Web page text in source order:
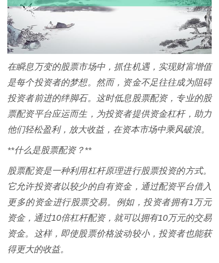
在瞬息万变的股票市场中，抓住机遇，实现财富增值
是每个投资者的梦想。然而，资金不足往往成为阻碍
投资者前进的绊脚石。这时低息股票配资，专业的股
票配资平台应运而生，为投资者提供资金杠杆，助力
他们轻松盈利，放大收益，在资本市场中乘风破浪。
**什么是股票配资？**
股票配资是一种利用杠杆原理进行股票投资的方式。
它允许投资者以较少的自有资金，通过配资平台借入
更多的资金进行股票交易。例如，投资者拥有1万元
资金，通过10倍杠杆配资，就可以拥有10万元的交易
资金。这样，即使股票价格波动较小，投资者也能获
得更大的收益。